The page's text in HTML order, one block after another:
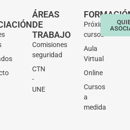
ÁREAS
DE
TRABAJO
Comisiones
seguridad
CTN
-
UNE
Próximos
cursos
Aula
Virtual
Online
Cursos
a
medida